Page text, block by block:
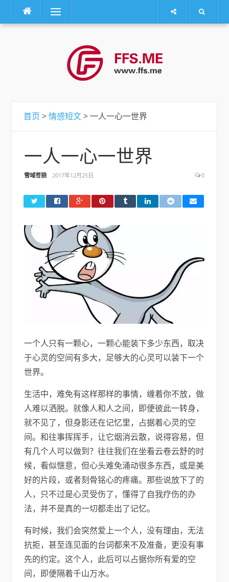
跳
菜单
首页 >情感短文> 一人一心一世界
一人一心一世界
雪域苍狼 2017年12月25日 0
一个人只有一颗心，一颗心能装下多少东西，取决
于心灵的空间有多大，足够大的心灵可以装下一个
世界。
生活中，难免有这样那样的事情，缠着你不放，做
人难以洒脱。就像人和人之间，即便彼此一转身，
就不见了，但身影还在记忆里，占据着心灵的空
间。和往事挥挥手，让它烟消云散，说得容易，但
有几个人可以做到？往往我们在坐看云卷云舒的时
候，看似惬意，但心头难免涌动很多东西，或是美
好的片段，或者刻骨铭心的疼痛。那些说放下了的
人，只不过是心灵受伤了，懂得了自我疗伤的办
法，并不是真的一切都走出了记忆。
有时候，我们会突然爱上一个人，没有理由，无法
抗拒，甚至连见面的台词都来不及准备，更没有事
先的约定。这个人，此后可以占据你所有爱的空
间，即便隔着千山万水。